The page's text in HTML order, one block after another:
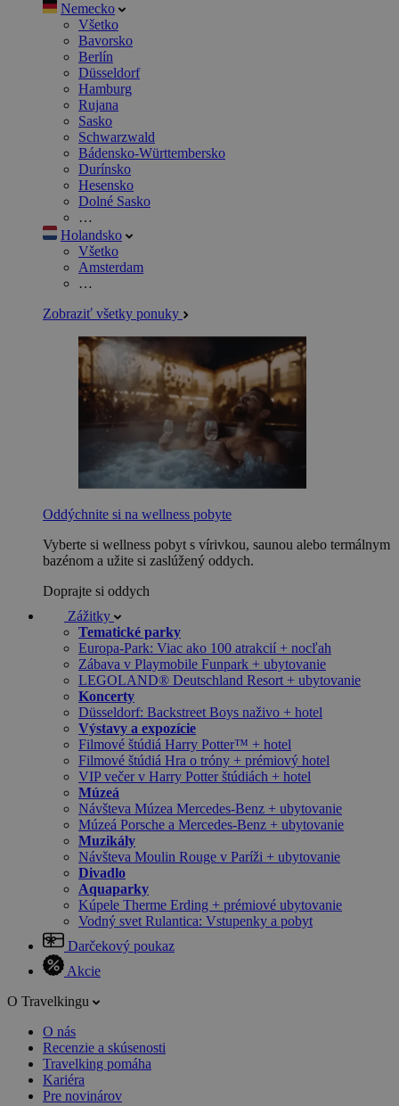
Nemecko
Všetko
Bavorsko
Berlín
Düsseldorf
Hamburg
Rujana
Sasko
Schwarzwald
Bádensko-Württembersko
Durínsko
Hesensko
Dolné Sasko
…
Holandsko
Všetko
Amsterdam
…
Zobraziť všetky ponuky
Oddýchnite si na wellness pobyte
Vyberte si wellness pobyt s vírivkou, saunou alebo termálnym
bazénom a užite si zaslúžený oddych.
Doprajte si oddych
Zážitky
Tematické parky
Europa-Park: Viac ako 100 atrakcií + nocľah
Zábava v Playmobile Funpark + ubytovanie
LEGOLAND® Deutschland Resort + ubytovanie
Koncerty
Düsseldorf: Backstreet Boys naživo + hotel
Výstavy a expozície
Filmové štúdiá Harry Potter™ + hotel
Filmové štúdiá Hra o tróny + prémiový hotel
VIP večer v Harry Potter štúdiách + hotel
Múzeá
Návšteva Múzea Mercedes-Benz + ubytovanie
Múzeá Porsche a Mercedes-Benz + ubytovanie
Muzikály
Návšteva Moulin Rouge v Paríži + ubytovanie
Divadlo
Aquaparky
Kúpele Therme Erding + prémiové ubytovanie
Vodný svet Rulantica: Vstupenky a pobyt
Darčekový poukaz
Akcie
O Travelkingu
O nás
Recenzie a skúsenosti
Travelking pomáha
Kariéra
Pre novinárov